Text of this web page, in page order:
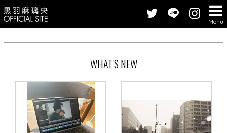
Menu
WHAT'S NEW